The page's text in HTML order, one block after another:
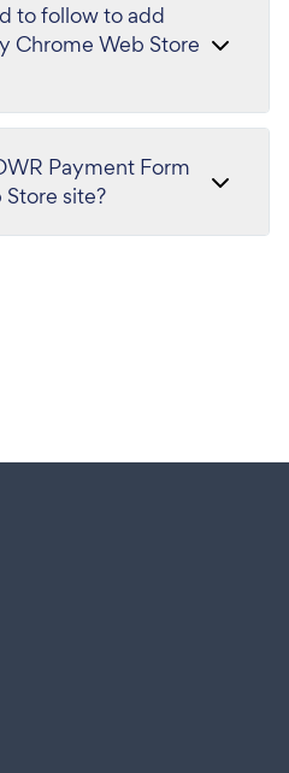
to follow to add
Chrome Web Store
Payment Form
site?